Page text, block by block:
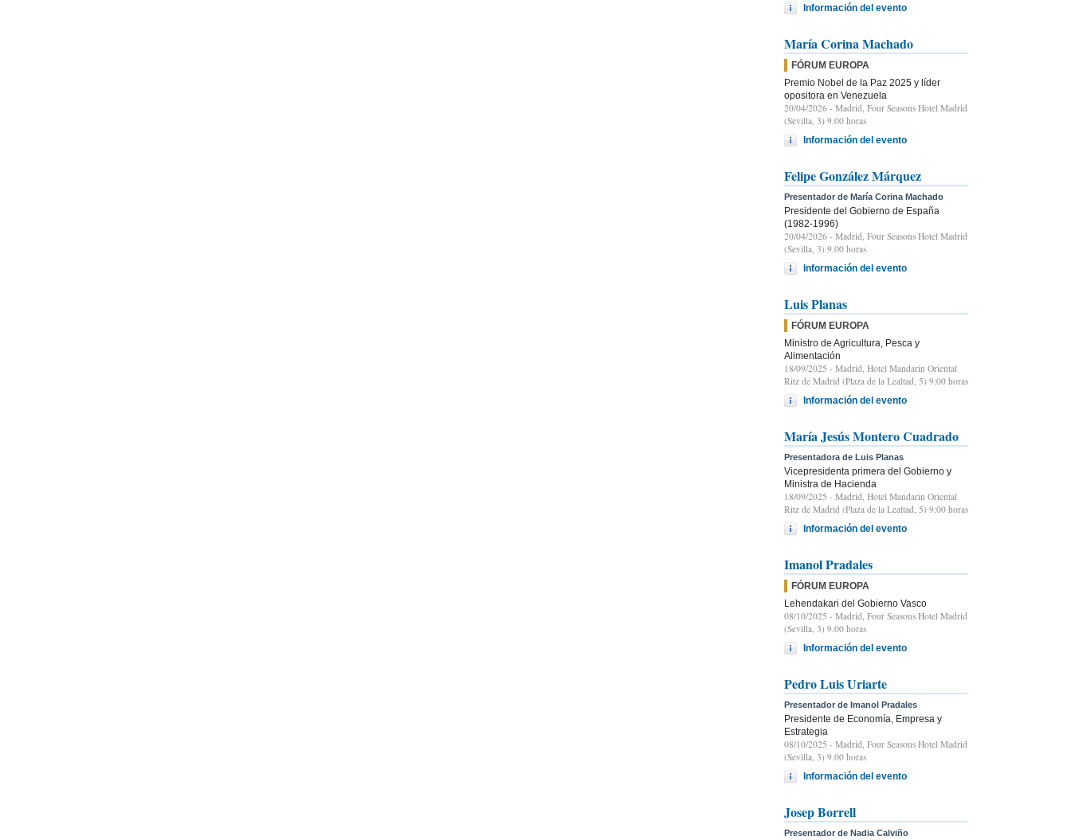
Información del evento
María Corina Machado
FÓRUM EUROPA
Premio Nobel de la Paz 2025 y líder
opositora en Venezuela
20/04/2026 - Madrid, Four Seasons Hotel Madrid
(Sevilla, 3) 9.00 horas
Información del evento
Felipe González Márquez
Presentador de María Corina Machado
Presidente del Gobierno de España
(1982-1996)
20/04/2026 - Madrid, Four Seasons Hotel Madrid
(Sevilla, 3) 9.00 horas
Información del evento
Luis Planas
FÓRUM EUROPA
Ministro de Agricultura, Pesca y
Alimentación
18/09/2025 - Madrid, Hotel Mandarin Oriental
Ritz de Madrid (Plaza de la Lealtad, 5) 9:00 horas
Información del evento
María Jesús Montero Cuadrado
Presentadora de Luis Planas
Vicepresidenta primera del Gobierno y
Ministra de Hacienda
18/09/2025 - Madrid, Hotel Mandarin Oriental
Ritz de Madrid (Plaza de la Lealtad, 5) 9:00 horas
Información del evento
Imanol Pradales
FÓRUM EUROPA
Lehendakari del Gobierno Vasco
08/10/2025 - Madrid, Four Seasons Hotel Madrid
(Sevilla, 3) 9.00 horas
Información del evento
Pedro Luis Uriarte
Presentador de Imanol Pradales
Presidente de Economía, Empresa y
Estrategia
08/10/2025 - Madrid, Four Seasons Hotel Madrid
(Sevilla, 3) 9.00 horas
Información del evento
Josep Borrell
Presentador de Nadia Calviño